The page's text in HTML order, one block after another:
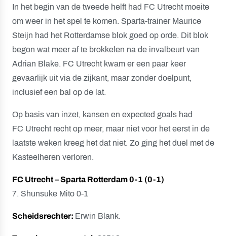
In het begin van de tweede helft had FC Utrecht moeite
om weer in het spel te komen. Sparta-trainer Maurice
Steijn had het Rotterdamse blok goed op orde. Dit blok
begon wat meer af te brokkelen na de invalbeurt van
Adrian Blake. FC Utrecht kwam er een paar keer
gevaarlijk uit via de zijkant, maar zonder doelpunt,
inclusief een bal op de lat.
Op basis van inzet, kansen en expected goals had
FC Utrecht recht op meer, maar niet voor het eerst in de
laatste weken kreeg het dat niet. Zo ging het duel met de
Kasteelheren verloren.
FC Utrecht – Sparta Rotterdam 0-1 (0-1)
7. Shunsuke Mito 0-1
Scheidsrechter: Erwin Blank.